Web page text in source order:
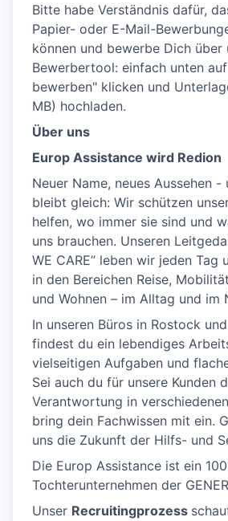
Bitte habe Verständnis dafür,
Papier- oder E-Mail-
können und bewerbe Dich über
Bewerbertool: einfach unten
bewerben" klicken und
MB) hochladen.
Über uns
Europ Assistance wird Redion
Neuer Name, neues Aussehen -
bleibt gleich: Wir schützen
helfen, wo immer sie sind und
uns brauchen. Unseren
WE CARE” leben wir jeden Tag
in den Bereichen Reise,
und Wohnen – im Alltag und im
In unseren Büros in Rostock
findest du ein lebendiges
vielseitigen Aufgaben und
Sei auch du für unsere Kunden
Verantwortung in
bring dein Fachwissen mit ein.
uns die Zukunft der Hilfs- und
Die Europ Assistance ist ein
Tochterunternehmen der
Unser Recruitingprozess